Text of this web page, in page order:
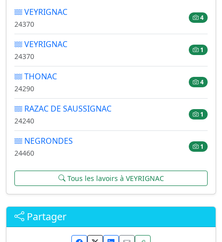
VEYRIGNAC
24370
4
VEYRIGNAC
24370
1
THONAC
24290
4
RAZAC DE SAUSSIGNAC
24240
1
NEGRONDES
24460
1
Tous les lavoirs à VEYRIGNAC
Partager